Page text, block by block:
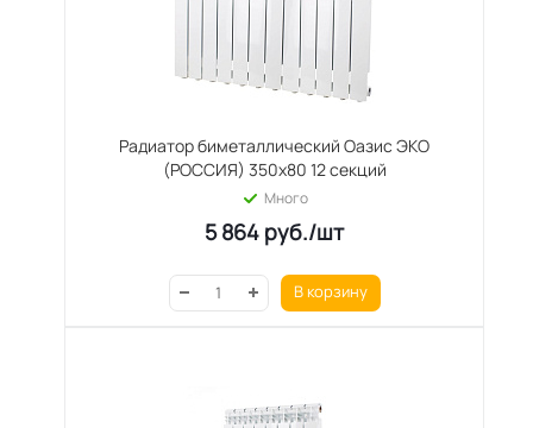
Радиатор биметаллический Оазис ЭКО
(РОССИЯ) 350х80 12 секций
Много
5 864 руб./шт
В корзину